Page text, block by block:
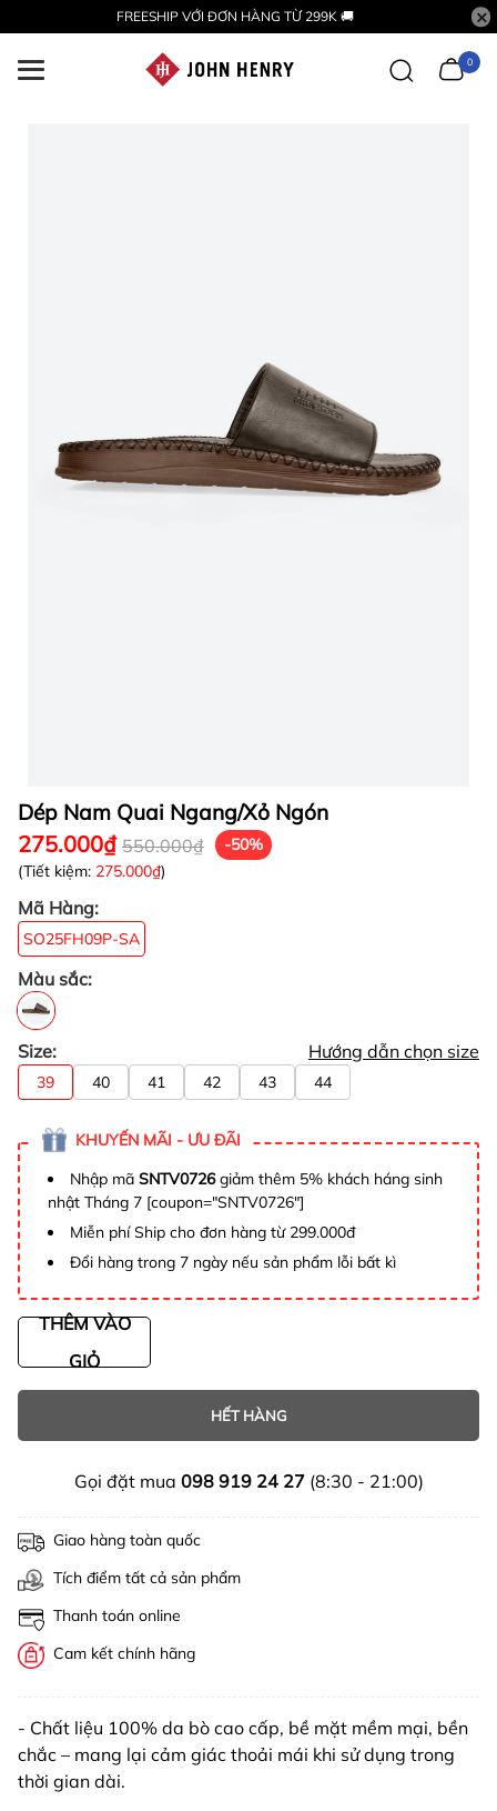
FREESHIP VỚI ĐƠN HÀNG TỪ 299K 🚚
0
Dép Nam Quai Ngang/Xỏ Ngón
275.000₫ 550.000₫
-50%
(Tiết kiệm: 275.000₫)
Mã Hàng:
SO25FH09P-SA
Màu sắc:
Size: Hướng dẫn chọn size
39 40 41 42 43 44
KHUYẾN MÃI - ƯU ĐÃI
Nhập mã SNTV0726giảm thêm 5% khách háng sinh
nhật Tháng 7 [coupon="SNTV0726"]
Miễn phí Ship cho đơn hàng từ 299.000đ
Đổi hàng trong 7 ngày nếu sản phẩm lỗi bất kì
THÊM VÀO
GIỎ
HẾT HÀNG
Gọi đặt mua 098 919 24 27(8:30 - 21:00)
Giao hàng toàn quốc
Tích điểm tất cả sản phẩm
Thanh toán online
Cam kết chính hãng
- Chất liệu 100% da bò cao cấp, bề mặt mềm mại, bền
chắc – mang lại cảm giác thoải mái khi sử dụng trong
thời gian dài.